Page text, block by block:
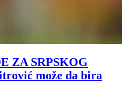
ZA SRPSKOG
može da bira